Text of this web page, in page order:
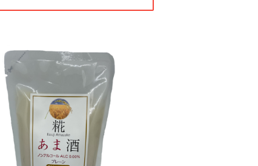
あまざけ プレーン
¥300
SOLD OUT